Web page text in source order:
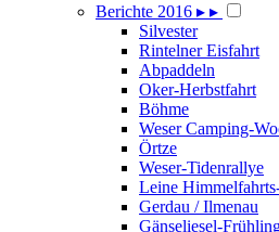
Berichte 2016 ▸ ▸
Silvester
Rintelner Eisfahrt
Abpaddeln
Oker-Herbstfahrt
Böhme
Weser Camping-
Örtze
Weser-Tidenrallye
Leine
Gerdau / Ilmenau
Gänseliesel-